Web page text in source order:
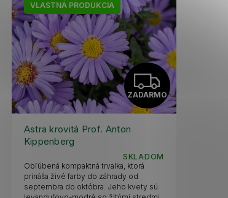
VLASTNÁ PRODUKCIA
Z
A
A
ZADARMO
Astra krovitá Prof. Anton
Kippenberg
SKLADOM
Obľúbená kompaktná trvalka, ktorá
prináša živé farby do záhrady od
septembra do októbra. Jeho kvety sú